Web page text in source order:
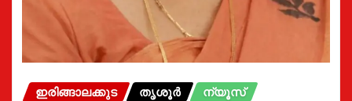
ഇരിങ്ങാലക്കുട തൃശൂർ ന്യൂസ്